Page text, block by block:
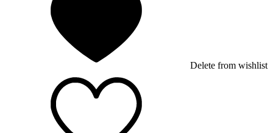
Delete from wishlist